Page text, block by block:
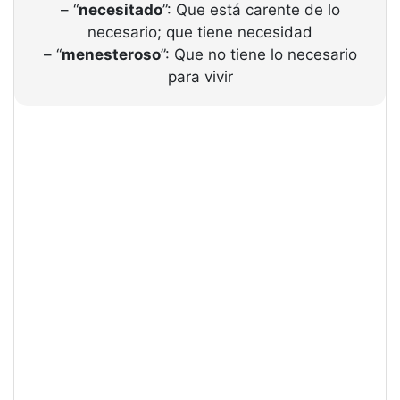
– “necesitado”: Que está carente de lo
necesario; que tiene necesidad
– “menesteroso”: Que no tiene lo necesario
para vivir